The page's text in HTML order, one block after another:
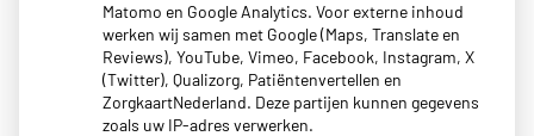
Denk je na over een borstvergroting?
Twijfel over gender? Hier vind je hulp
Klachten door de eiken-processierups?
Matomo en Google Analytics. Voor externe inhoud
werken wij samen met Google (Maps, Translate en
Reviews), YouTube, Vimeo, Facebook, Instagram, X
(Twitter), Qualizorg, Patiëntenvertellen en
ZorgkaartNederland. Deze partijen kunnen gegevens
zoals uw IP-adres verwerken.